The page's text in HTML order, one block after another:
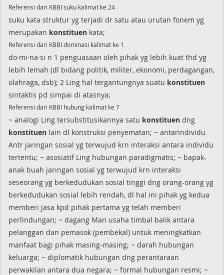
Referensi dari KBBI suku kalimat ke 24
suku kata struktur yg terjadi dr satu atau urutan fonem yg
merupakan konstituen kata;
Referensi dari KBBI dominasi kalimat ke 1
do·mi·na·si n 1 penguasaan oleh pihak yg lebih kuat thd yg
lebih lemah (dl bidang politik, militer, ekonomi, perdagangan,
olahraga, dsb); 2 Ling hal tergantungnya suatu konstituen
sintaktis pd simpai di atasnya;
Referensi dari KBBI hubung kalimat ke 7
~ analogi Ling tersubstitusikannya satu konstituen dng
konstituen lain dl konstruksi penyematan; ~ antarindividu
Antr jaringan sosial yg terwujud krn interaksi antara individu
tertentu; ~ asosiatif Ling hubungan paradigmatis; ~ bapak-
anak buah jaringan sosial yg terwujud krn interaksi
seseorang yg berkedudukan sosial tinggi dng orang-orang yg
berkedudukan sosial lebih rendah, dl hal ini pihak yg kedua
memberi jasa kpd pihak pertama yg telah memberi
perlindungan; ~ dagang Man usaha timbal balik antara
pelanggan dan pemasok (pembekal) untuk meningkatkan
manfaat bagi pihak masing-masing; ~ darah hubungan
keluarga; ~ diplomatik hubungan dng perantaraan
perwakilan antara dua negara; ~ formal hubungan resmi; ~